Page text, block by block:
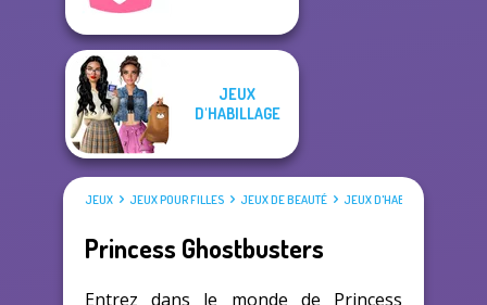
JEUX
D'HABILLAGE
JEUX JEUX POUR FILLES JEUX DE BEAUTÉ JEUX D'HABILLAGE
Princess Ghostbusters
Entrez dans le monde de Princess